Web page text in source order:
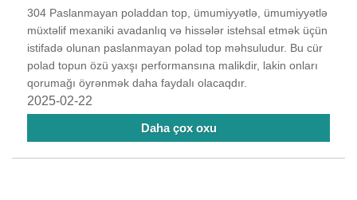
304 Paslanmayan poladdan top, ümumiyyətlə, ümumiyyətlə
müxtəlif mexaniki avadanlıq və hissələr istehsal etmək üçün
istifadə olunan paslanmayan polad top məhsuludur. Bu cür
polad topun özü yaxşı performansına malikdir, lakin onları
qorumağı öyrənmək daha faydalı olacaqdır.
2025-02-22
Daha çox oxu